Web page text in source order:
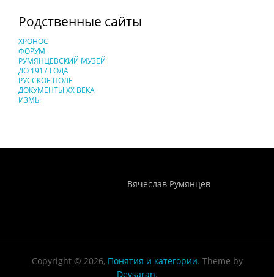
Родственные сайты
ХРОНОС
ФОРУМ
РУМЯНЦЕВСКИЙ МУЗЕЙ
ДО 1917 ГОДА
РУССКОЕ ПОЛЕ
ДОКУМЕНТЫ XX ВЕКА
ИЗМЫ
Вячеслав Румянцев
Copyright © 2026, Понятия и категории. Theme by
Devsaran.